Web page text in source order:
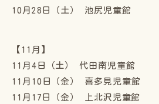
10月28日（土） 池尻児童館
【11月】
11月4日（土） 代田南児童館
11月10日（金） 喜多見児童館
11月17日（金） 上北沢児童館